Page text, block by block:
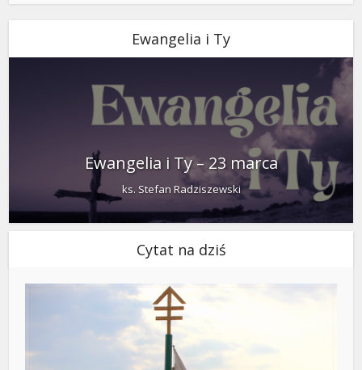
Ewangelia i Ty
Ewangelia i Ty – 23 marca
ks. Stefan Radziszewski
Cytat na dziś